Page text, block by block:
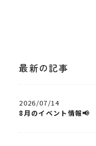
最新の記事
2026/07/14
8月のイベント情報📢